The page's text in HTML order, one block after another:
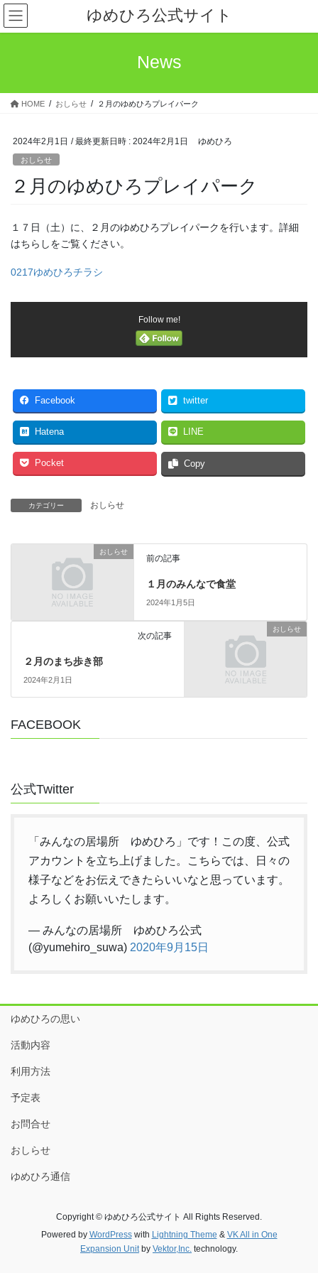
コ
ン
テ
ス
ナ
ビ
ゲ
ン
ゆめひろ公式サイト
News
HOME おしらせ ２月のゆめひろプレイパーク
2024年2月1日 / 最終更新日時 : 2024年2月1日 ゆめひろ
おしらせ
２月のゆめひろプレイパーク
１７日（土）に、２月のゆめひろプレイパークを行います。詳細
はちらしをご覧ください。
0217ゆめひろチラシ
Follow me!
Facebook twitter
Hatena LINE
Pocket Copy
カテゴリー おしらせ
おしらせ
前の記事
１月のみんなで食堂
2024年1月5日
おしらせ
次の記事
２月のまち歩き部
2024年2月1日
FACEBOOK
公式Twitter
「みんなの居場所 ゆめひろ」です！この度、公式
アカウントを立ち上げました。こちらでは、日々の
様子などをお伝えできたらいいなと思っています。
よろしくお願いいたします。
— みんなの居場所 ゆめひろ公式
(@yumehiro_suwa) 2020年9月15日
ゆめひろの思い
活動内容
利用方法
予定表
お問合せ
おしらせ
ゆめひろ通信
Copyright © ゆめひろ公式サイト All Rights Reserved.
Powered by WordPresswith Lightning Theme & VK All in One
Expansion Unitby Vektor,Inc. technology.